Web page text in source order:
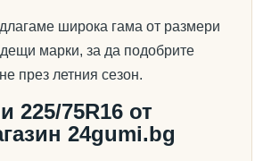
широка гама от размери
марки, за да подобрите
през летния сезон.
225/75R16 от
24gumi.bg